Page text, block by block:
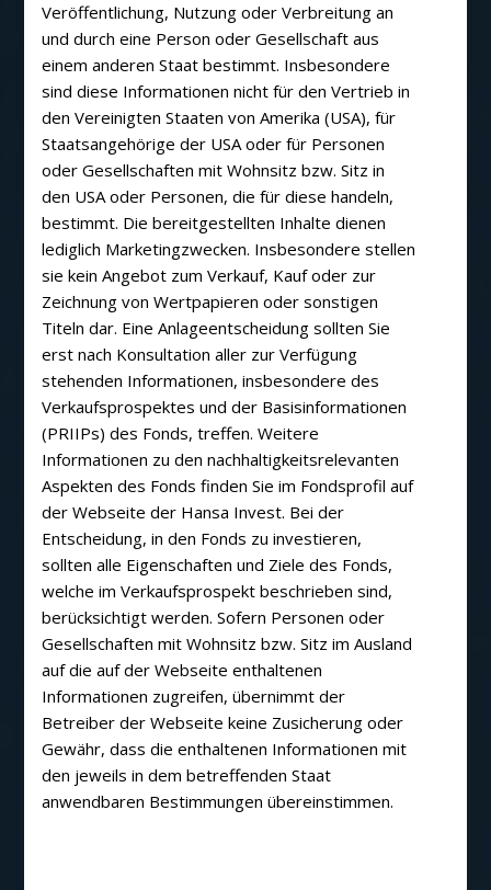
Veröffentlichung, Nutzung oder Verbreitung an
und durch eine Person oder Gesellschaft aus
einem anderen Staat bestimmt. Insbesondere
sind diese Informationen nicht für den Vertrieb in
den Vereinigten Staaten von Amerika (USA), für
Staatsangehörige der USA oder für Personen
oder Gesellschaften mit Wohnsitz bzw. Sitz in
den USA oder Personen, die für diese handeln,
bestimmt. Die bereitgestellten Inhalte dienen
lediglich Marketingzwecken. Insbesondere stellen
sie kein Angebot zum Verkauf, Kauf oder zur
Zeichnung von Wertpapieren oder sonstigen
Titeln dar. Eine Anlageentscheidung sollten Sie
erst nach Konsultation aller zur Verfügung
stehenden Informationen, insbesondere des
Verkaufsprospektes und der Basisinformationen
(PRIIPs) des Fonds, treffen. Weitere
Informationen zu den nachhaltigkeitsrelevanten
Aspekten des Fonds finden Sie im Fondsprofil auf
der Webseite der Hansa Invest. Bei der
Entscheidung, in den Fonds zu investieren,
sollten alle Eigenschaften und Ziele des Fonds,
welche im Verkaufsprospekt beschrieben sind,
berücksichtigt werden. Sofern Personen oder
Gesellschaften mit Wohnsitz bzw. Sitz im Ausland
auf die auf der Webseite enthaltenen
Informationen zugreifen, übernimmt der
Betreiber der Webseite keine Zusicherung oder
Gewähr, dass die enthaltenen Informationen mit
den jeweils in dem betreffenden Staat
anwendbaren Bestimmungen übereinstimmen.